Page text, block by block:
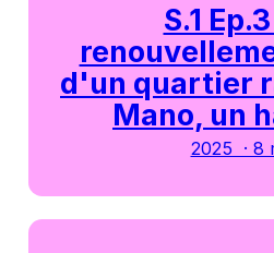
S.1
d'un quartier
Mano, un
2025 · 8